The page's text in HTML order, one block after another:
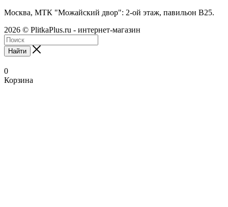
Москва, МТК "Можайский двор": 2-ой этаж, павильон В25.
2026 © PlitkaPlus.ru - интернет-магазин
Найти
0
Корзина